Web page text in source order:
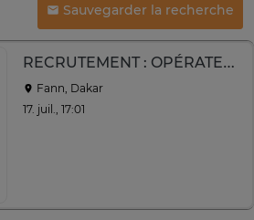
Sauvegarder la recherche
RECRUTEMENT : OPÉRATEUR DE SAISIE (H/F)
Fann, Dakar
17. juil., 17:01